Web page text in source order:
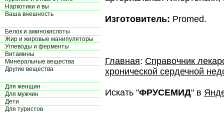
Наркотики и вы
Ваша внешность
Белок и аминокислоты
Жир и жировые манипуляторы
Углеводы и ферменты
Витамины
Минеральные вещества
Другие вещества
Для женщин
Для мужчин
Дети
Для туристов
Изготовитель: Promed.
Главная: Справочник
хронической сердечной
Искать "ФРУСЕМИД" в